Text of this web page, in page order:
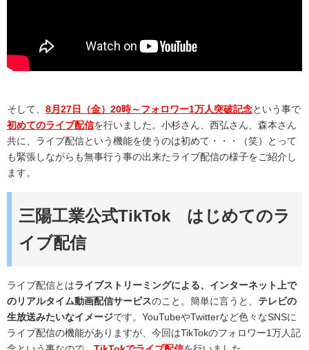
そして、 8月27日（金）20時～フォロワー1万人突破記念という事で
初めてのライブ配信を行いました。小杉さん、西弘さん、森本さん
共に、ライブ配信という機能を使うのは初めて・・・（笑）とって
も緊張しながらも無事行う事の出来たライブ配信の様子をご紹介し
ます。
三陽工業公式TikTok はじめてのラ
イブ配信
ライブ配信とはライブストリーミングによる、インターネット上で
のリアルタイム動画配信サービスのこと。簡単に言うと、 テレビの
生放送みたいなイメージです。YouTubeやTwitterなど色々なSNSに
ライブ配信の機能がありますが、今回はTikTokのフォロワー1万人記